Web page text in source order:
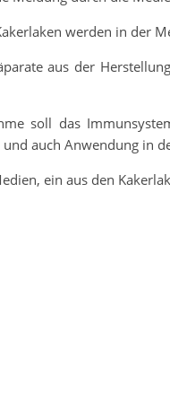
werden in der
aus der
soll das
auch Anwendung in
ein aus den